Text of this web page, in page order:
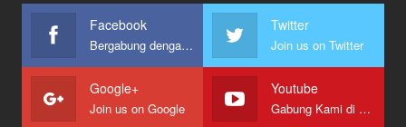
Facebook
Bergabung dengan kami
Twitter
Join us on Twitter
Google+
Join us on Google
Youtube
Gabung Kami di Youtube